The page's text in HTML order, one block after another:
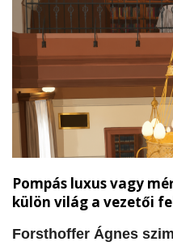
képviselő
városi vagyon
hiányzik: a világos
hogy miként lehetne
épületeket, valamint a
források
Pompás luxus vagy
külön világ a vezetői
Forsthoffer Ágnes